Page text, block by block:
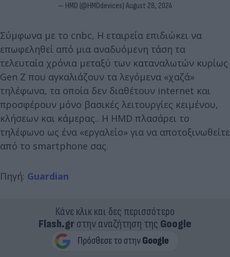
— HMD (@HMDdevices) August 28, 2024
Σύμφωνα με το cnbc, Η εταιρεία επιδιώκει να
επωφεληθεί από μια αναδυόμενη τάση τα
τελευταία χρόνια μεταξύ των καταναλωτών κυρίως
Gen Z που αγκαλιάζουν τα λεγόμενα «χαζά»
τηλέφωνα, τα οποία δεν διαθέτουν internet και
προσφέρουν μόνο βασικές λειτουργίες κειμένου,
κλήσεων και κάμερας.. Η HMD πλασάρει το
τηλέφωνο ως ένα «εργαλείο» για να αποτοξινωθείτε
από το smartphone σας.
Πηγή: Guardian
Κάνε κλικ και δες περισσότερο
Flash.grστην αναζήτηση της Google